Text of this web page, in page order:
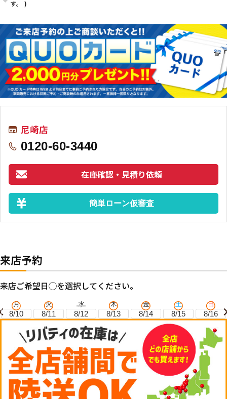
す。 )
尼崎店
0120-60-3440
在庫確認・見積り依頼
簡単ローン仮審査
来店予約
来店ご希望日◯を選択してください。
月
8/10
火
8/11
水
8/12
木
8/13
金
8/14
土
8/15
日
8/16